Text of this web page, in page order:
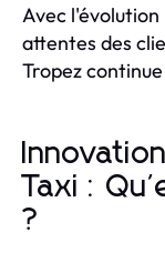
Avec
attentes des
Tropez
Taxi :
?